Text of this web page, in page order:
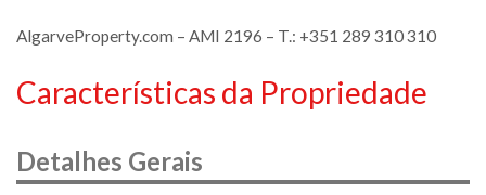
AlgarveProperty.com – AMI 2196 – T.: +351 289 310 310
Características da Propriedade
Detalhes Gerais